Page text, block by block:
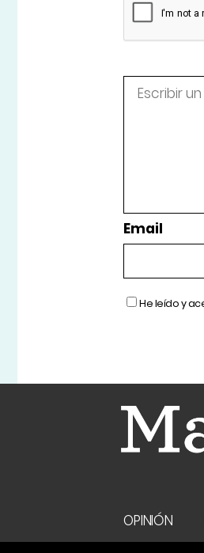
Email
He leído y
OPINIÓN